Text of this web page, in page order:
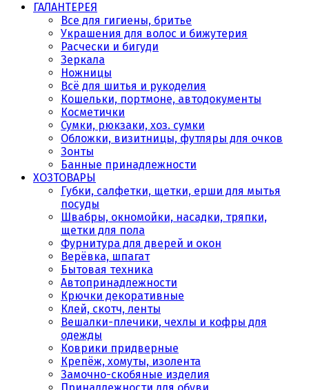
ГАЛАНТЕРЕЯ
Все для гигиены, бритье
Украшения для волос и бижутерия
Расчески и бигуди
Зеркала
Ножницы
Всё для шитья и рукоделия
Кошельки, портмоне, автодокументы
Косметички
Сумки, рюкзаки, хоз. сумки
Обложки, визитницы, футляры для очков
Зонты
Банные принадлежности
ХОЗТОВАРЫ
Губки, салфетки, щетки, ерши для мытья
посуды
Швабры, окномойки, насадки, тряпки,
щетки для пола
Фурнитура для дверей и окон
Верёвка, шпагат
Бытовая техника
Автопринадлежности
Крючки декоративные
Клей, скотч, ленты
Вешалки-плечики, чехлы и кофры для
одежды
Коврики придверные
Крепёж, хомуты, изолента
Замочно-скобяные изделия